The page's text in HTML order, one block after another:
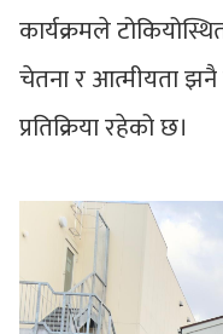
कार्यक्रमले
चेतना र आत्मीयता
प्रतिक्रिया रहेको छ।